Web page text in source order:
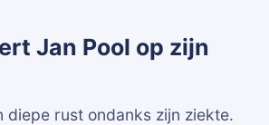
Jan Pool op zijn
diepe rust ondanks zijn ziekte.